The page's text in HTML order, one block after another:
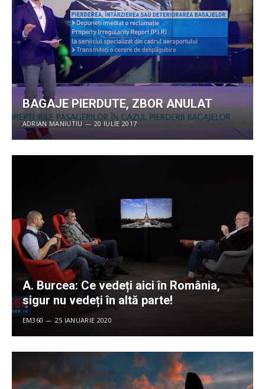
BAGAJE PIERDUTE, ZBOR ANULAT
ADRIAN MANIUTIU 20 IULIE 2017
A. Burcea: Ce vedeți aici în România,
sigur nu vedeți în altă parte!
EM360 25 IANUARIE 2020